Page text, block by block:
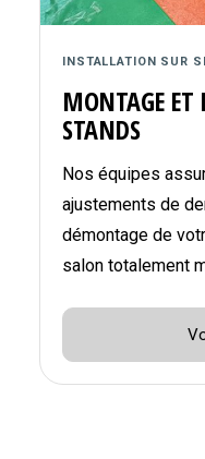
INSTALLATION SUR
MONTAGE ET
STANDS
Nos équipes
ajustements de
démontage de
salon totalement